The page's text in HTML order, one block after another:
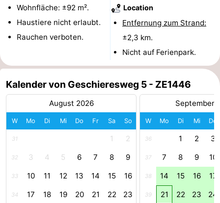
-
Medizin
Zeeland
Duiveland
Renesse
Wohnfläche: ±92 m².
Haustiere nicht erlaubt.
Rauchen verboten.
Location
Entfernung zum Strand:
±2,3 km.
Nicht auf Ferienpark.
Kalender von Geschieresweg 5 - ZE1446
August 2026
W Mo Di Mi Do Fr Sa So
31 1 2
32 3 4 5 6 7 8 9
33 10 11 12 13 14 15 16
34 17 18 19 20 21 22 23
September
W Mo Di Mi Do
36 1 2 3
37 7 8 9 10
38 14 15 16 17
39 21 22 23 24